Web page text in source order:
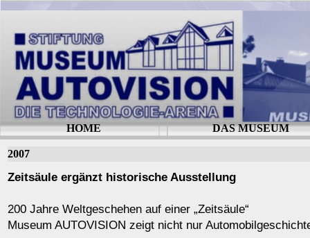
HOME DAS MUSEUM
2007
Zeitsäule ergänzt historische Ausstellung
200 Jahre Weltgeschehen auf einer „Zeitsäule“
Museum AUTOVISION zeigt nicht nur